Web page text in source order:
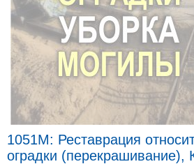
1051M: Реставрация
оградки (перекрашивание),